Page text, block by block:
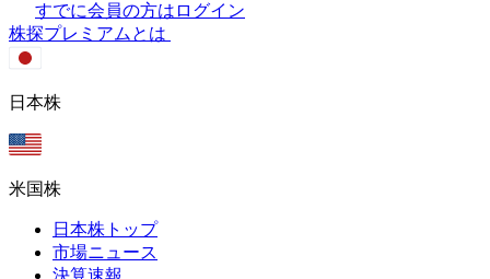
すでに会員の方はログイン
株探プレミアムとは
日本株
米国株
日本株トップ
市場ニュース
決算速報